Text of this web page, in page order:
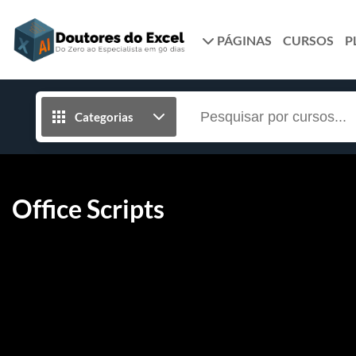
PÁGINAS CURSOS
Categorias
Office Scripts